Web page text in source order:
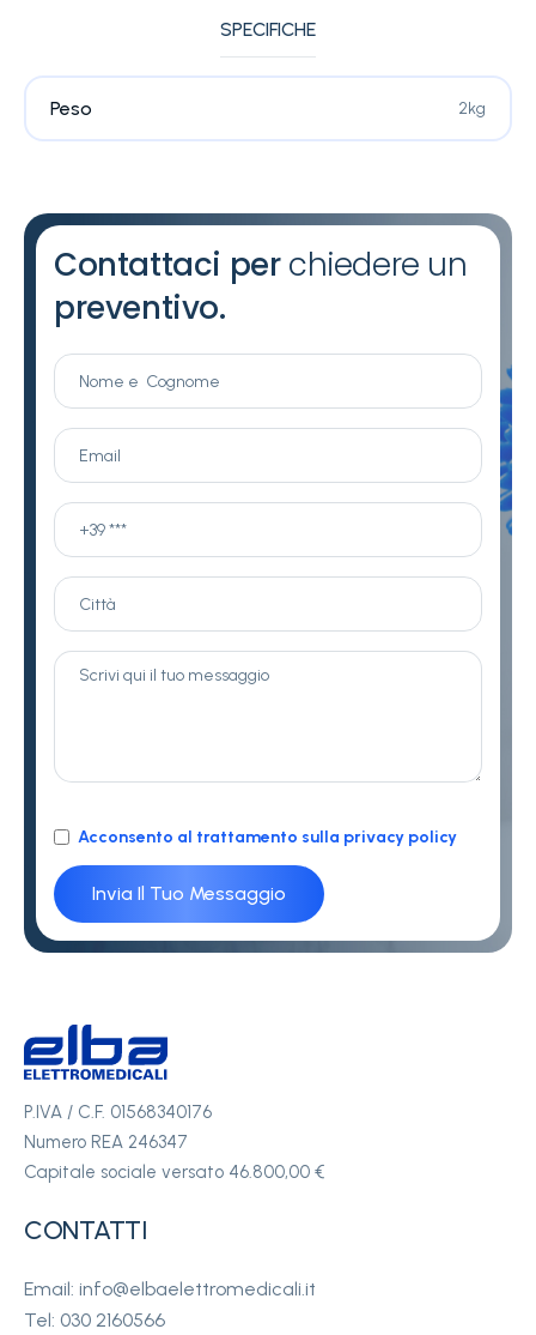
SPECIFICHE
Peso 2kg
Contattaci perchiedere un
preventivo.
Acconsento al trattamento sulla privacy policy
P.IVA / C.F. 01568340176
Numero REA 246347
Capitale sociale versato 46.800,00 €
CONTATTI
Email: info@elbaelettromedicali.it
Tel: 030 2160566